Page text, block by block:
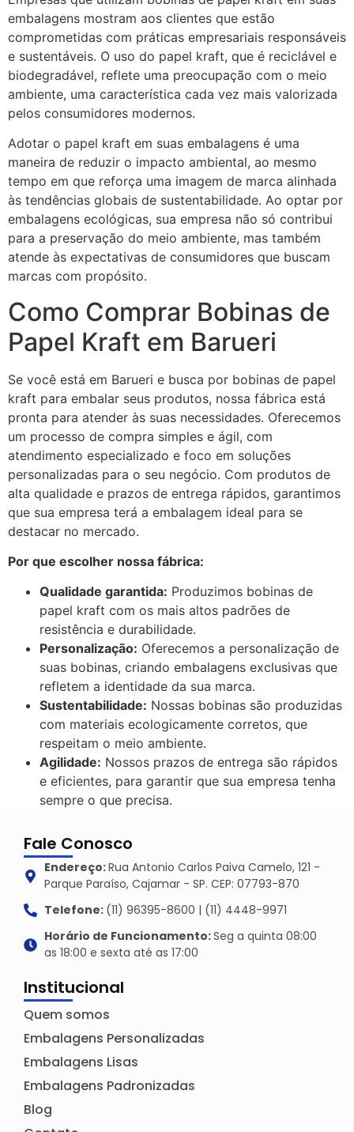
embalagens mostram aos clientes que estão
comprometidas com práticas empresariais responsáveis
e sustentáveis. O uso do papel kraft, que é reciclável e
biodegradável, reflete uma preocupação com o meio
ambiente, uma característica cada vez mais valorizada
pelos consumidores modernos.
Adotar o papel kraft em suas embalagens é uma
maneira de reduzir o impacto ambiental, ao mesmo
tempo em que reforça uma imagem de marca alinhada
às tendências globais de sustentabilidade. Ao optar por
embalagens ecológicas, sua empresa não só contribui
para a preservação do meio ambiente, mas também
atende às expectativas de consumidores que buscam
marcas com propósito.
Como Comprar Bobinas de
Papel Kraft em Barueri
Se você está em Barueri e busca por bobinas de papel
kraft para embalar seus produtos, nossa fábrica está
pronta para atender às suas necessidades. Oferecemos
um processo de compra simples e ágil, com
atendimento especializado e foco em soluções
personalizadas para o seu negócio. Com produtos de
alta qualidade e prazos de entrega rápidos, garantimos
que sua empresa terá a embalagem ideal para se
destacar no mercado.
Por que escolher nossa fábrica:
Qualidade garantida: Produzimos bobinas de
papel kraft com os mais altos padrões de
resistência e durabilidade.
Personalização: Oferecemos a personalização de
suas bobinas, criando embalagens exclusivas que
refletem a identidade da sua marca.
Sustentabilidade: Nossas bobinas são produzidas
com materiais ecologicamente corretos, que
respeitam o meio ambiente.
Agilidade: Nossos prazos de entrega são rápidos
e eficientes, para garantir que sua empresa tenha
sempre o que precisa.
Fale Conosco
Endereço:Rua Antonio Carlos Paiva Camelo, 121 -
Parque Paraíso, Cajamar - SP. CEP: 07793-870
Telefone: (11) 96395-8600 | (11) 4448-9971
Horário de Funcionamento:Seg a quinta 08:00
as 18:00 e sexta até as 17:00
Institucional
Quem somos
Embalagens Personalizadas
Embalagens Lisas
Embalagens Padronizadas
Blog